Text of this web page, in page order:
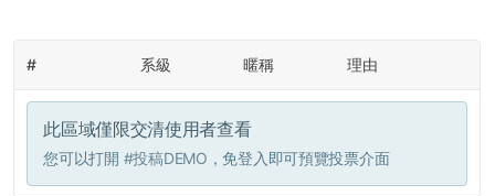
# 系級 暱稱 理由
此區域僅限交清使用者查看
您可以打開 #投稿DEMO ，免登入即可預覽投票介面